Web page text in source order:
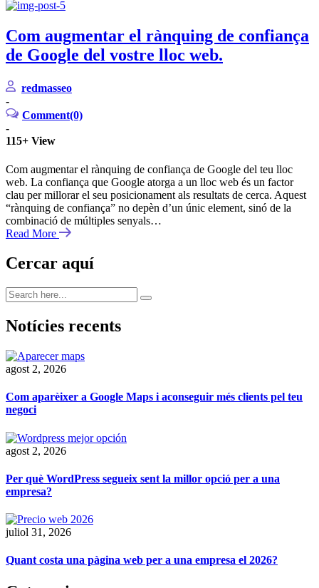
Com augmentar el rànquing de confiança
de Google del vostre lloc web.
redmasseo
-
Comment(0)
-
115+ View
Com augmentar el rànquing de confiança de Google del teu lloc
web. La confiança que Google atorga a un lloc web és un factor
clau per millorar el seu posicionament als resultats de cerca. Aquest
“rànquing de confiança” no depèn d’un únic element, sinó de la
combinació de múltiples senyals…
Read More
Cercar aquí
Notícies recents
agost 2, 2026
Com aparèixer a Google Maps i aconseguir més clients pel teu
negoci
agost 2, 2026
Per què WordPress segueix sent la millor opció per a una
empresa?
juliol 31, 2026
Quant costa una pàgina web per a una empresa el 2026?